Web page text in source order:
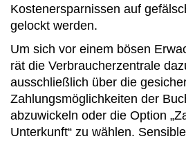
Kostenersparnissen auf
gelockt werden.
Um sich vor einem bösen
rät die Verbraucherzentrale
ausschließlich über die
Zahlungsmöglichkeiten der
abzuwickeln oder die Option
Unterkunft“ zu wählen.